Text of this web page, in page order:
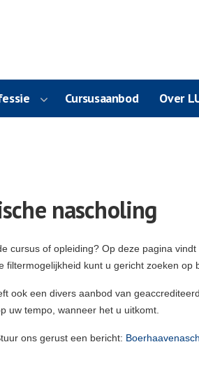
Cursusaanbod Over
nascholing
cursus of opleiding? Op deze pagina
filtermogelijkheid kunt u gericht zoeken
ook een divers aanbod van
uw tempo, wanneer het u uitkomt.
ons gerust een bericht: